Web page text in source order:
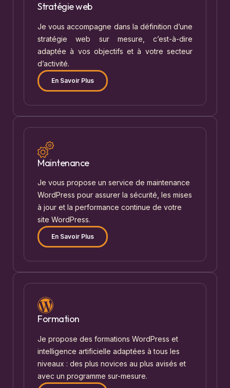
Stratégie web
Je vous accompagne dans la définition d’une
stratégie web sur mesure, c’est-à-dire
adaptée à vos objectifs et à votre secteur
d’activité.
En Savoir Plus
Formation
Je propose des formations WordPress et
intelligence artificielle adaptées à tous les
niveaux : des plus novices au plus avisés et
avec un programme sur-mesure.
Maintenance
Je vous propose un service de maintenance
WordPress pour assurer la sécurité, les mises
à jour et la performance continue de votre
site WordPress.
En Savoir Plus